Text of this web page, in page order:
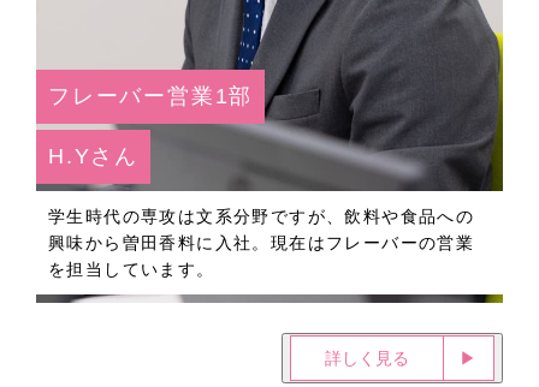
フレーバー営業1部
H.Yさん
学生時代の専攻は文系分野ですが、飲料や食品への
興味から曽田香料に入社。現在はフレーバーの営業
を担当しています。
詳しく見る ▶︎